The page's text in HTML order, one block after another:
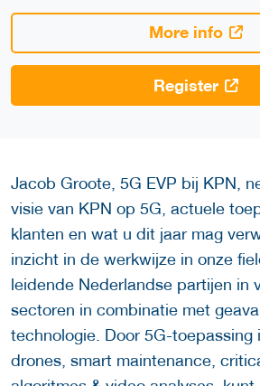
More info
Register
Jacob Groote, 5G EVP bij KPN,
visie van KPN op 5G, actuele
klanten en wat u dit jaar mag
inzicht in de werkwijze in onze
leidende Nederlandse partijen in
sectoren in combinatie met
technologie. Door 5G-toepassing
drones, smart maintenance,